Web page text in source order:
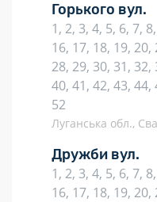
Горького вул.
1, 2, 3, 4, 5, 6, 7,
16, 17, 18, 19, 20,
28, 29, 30, 31, 32,
40, 41, 42, 43, 44,
52
Луганська обл.,
Дружби вул.
1, 2, 3, 4, 5, 6, 7,
16, 17, 18, 19, 20,